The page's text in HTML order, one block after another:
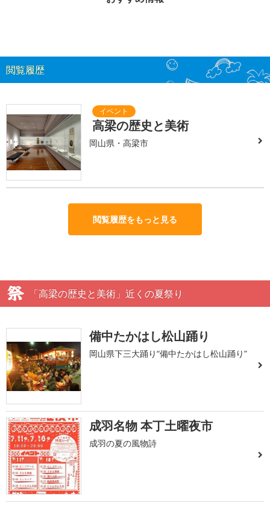
閲覧履歴
高梁の歴史と美術
岡山県・高梁市
閲覧履歴をもっと見る
「高梁の歴史と美術」近くの夏祭り
備中たかはし松山踊り
岡山県下三大踊り“備中たかはし松山踊り”
成羽名物 本丁土曜夜市
成羽の夏の風物詩